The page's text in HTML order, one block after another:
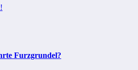
Furzgrundel?